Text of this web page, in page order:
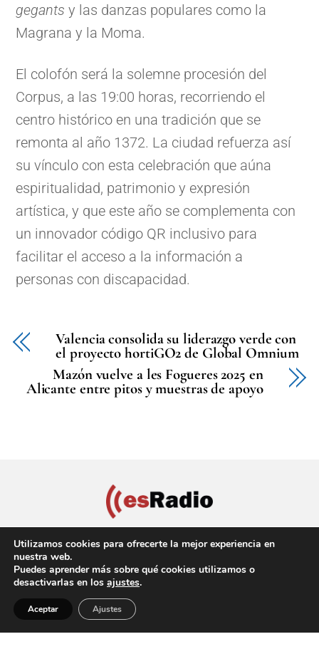
gegants y las danzas populares como la
Magrana y la Moma.
El colofón será la solemne procesión del
Corpus, a las 19:00 horas, recorriendo el
centro histórico en una tradición que se
remonta al año 1372. La ciudad refuerza así
su vínculo con esta celebración que aúna
espiritualidad, patrimonio y expresión
artística, y que este año se complementa con
un innovador código QR inclusivo para
facilitar el acceso a la información a
personas con discapacidad.
Valencia consolida su liderazgo verde con
el proyecto hortiGO2 de Global Omnium
Mazón vuelve a les Fogueres 2025 en
Alicante entre pitos y muestras de apoyo
Política de privacidad Aviso Legal Política de cookies
Copyright © 2022 EsRadio Valencia, All Rights Reserved
Utilizamos cookies para ofrecerte la mejor experiencia en
nuestra web.
Puedes aprender más sobre qué cookies utilizamos o
desactivarlas en los ajustes.
Aceptar Ajustes